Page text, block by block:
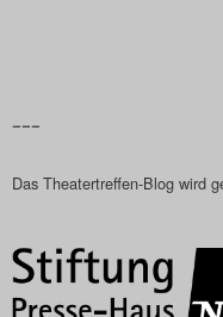
Das
Das
–––
Das Theatertreffen-Blog wird